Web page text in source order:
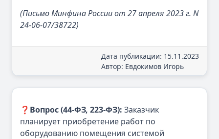
(Письмо Минфина России от 27 апреля 2023 г. N
24-06-07/38722)
Дата публикации: 15.11.2023
Автор: Евдокимов Игорь
❓ Вопрос (44-ФЗ, 223-ФЗ): Заказчик
планирует приобретение работ по
оборудованию помещения системой